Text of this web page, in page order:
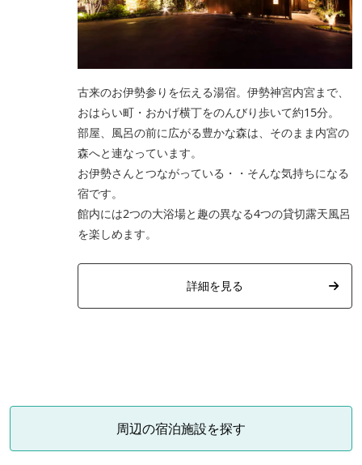
古来のお伊勢参りを伝える湯宿。伊勢神宮内宮まで、
おはらい町・おかげ横丁をのんびり歩いて約15分。
部屋、風呂の前に広がる豊かな森は、そのまま内宮の
森へと連なっています。
お伊勢さんとつながっている・・そんな気持ちになる
宿です。
館内には2つの大浴場と趣の異なる4つの貸切露天風呂
を楽しめます。
詳細を見る
周辺の宿泊施設を探す